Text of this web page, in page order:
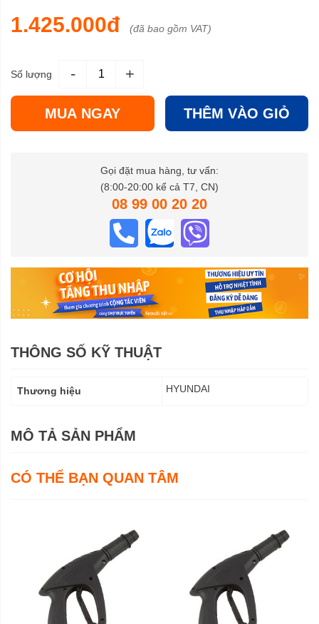
1.425.000đ (đã bao gồm VAT)
Số lượng - +
MUA NGAY THÊM VÀO GIỎ
Gọi đặt mua hàng, tư vấn:
(8:00-20:00 kể cả T7, CN)
08 99 00 20 20
THÔNG SỐ KỸ THUẬT
thuật
Thương hiệu HYUNDAI
MÔ TẢ SẢN PHẨM
CÓ THỂ BẠN QUAN TÂM